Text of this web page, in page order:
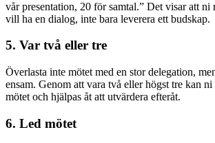
vår presentation, 20 för samtal.” Det visar att ni
vill ha en dialog, inte bara leverera ett budskap.
5. Var två eller tre
Överlasta inte mötet med en stor delegation,
ensam. Genom att vara två eller högst tre kan
mötet och hjälpas åt att utvärdera efteråt.
6. Led mötet